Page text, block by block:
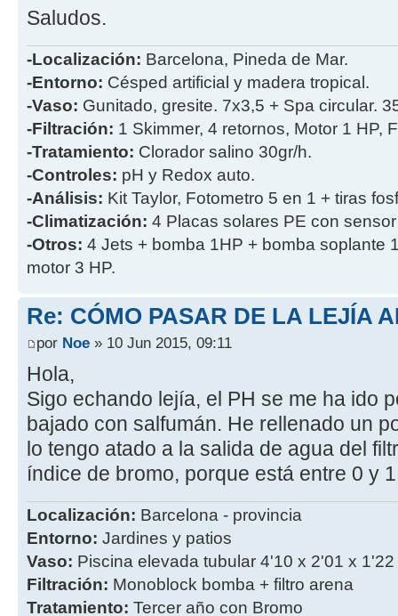
Saludos.
-Localización: Barcelona, Pineda de Mar.
-Entorno: Césped artificial y madera tropical.
-Vaso: Gunitado, gresite. 7x3,5 + Spa circular.
-Filtración: 1 Skimmer, 4 retornos, Motor 1 HP,
-Tratamiento: Clorador salino 30gr/h.
-Controles: pH y Redox auto.
-Análisis: Kit Taylor, Fotometro 5 en 1 + tiras
-Climatización: 4 Placas solares PE con
-Otros: 4 Jets + bomba 1HP + bomba soplante
motor 3 HP.
Re: CÓMO PASAR DE LA LEJÍA
por Noe » 10 Jun 2015, 09:11
Hola,
Sigo echando lejía, el PH se me ha ido
bajado con salfumán. He rellenado un
lo tengo atado a la salida de agua del
índice de bromo, porque está entre 0 y
Localización: Barcelona - provincia
Entorno: Jardines y patios
Vaso: Piscina elevada tubular 4'10 x 2'01 x
Filtración: Monoblock bomba + filtro arena
Tratamiento: Tercer año con Bromo